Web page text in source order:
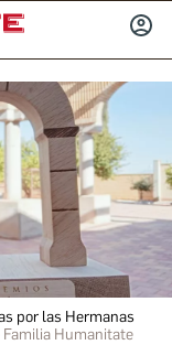
por las Hermanas
Familia Humanitate